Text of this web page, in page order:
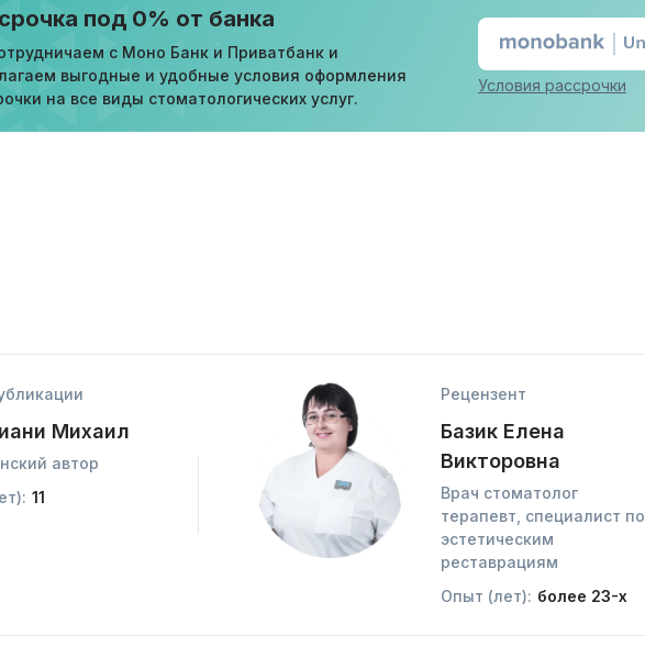
под 0% от банка
с Моно Банк и Приватбанк и
выгодные и удобные условия оформления
на все виды стоматологических услуг.
Условия рассрочки
Михаил
автор
11
Рецензент
Базик Елена
Викторовна
Врач стоматолог
терапевт, специалист по
эстетическим
реставрациям
Опыт (лет): более 23-х